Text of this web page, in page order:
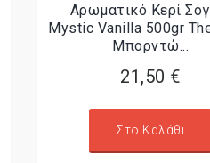
Αρωματικό Κερί
Mystic Vanilla 500gr
Μπορντώ...
21,50 €
Στο Καλάθι